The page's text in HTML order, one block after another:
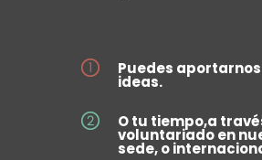
Puedes
ideas.
O tu tiempo,a
voluntariado en
sede, o